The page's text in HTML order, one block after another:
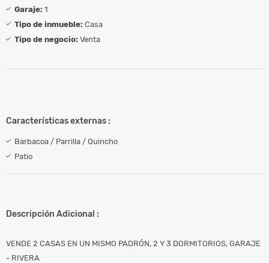
Garaje: 1
Tipo de inmueble: Casa
Tipo de negocio: Venta
Características externas :
Barbacoa / Parrilla / Quincho
Patio
Descripción Adicional :
VENDE 2 CASAS EN UN MISMO PADRÓN, 2 Y 3 DORMITORIOS, GARAJE
- RIVERA